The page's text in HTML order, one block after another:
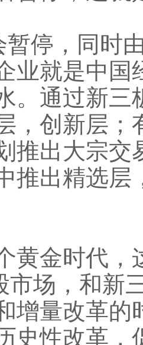
暂停，同时
业就是中国
。通过新
，创新层
推出大宗交
推出精选层
黄金时代，
市场，和新
增量改革的
史性改革，